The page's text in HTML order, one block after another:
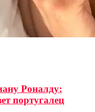
Роналду:
португалец